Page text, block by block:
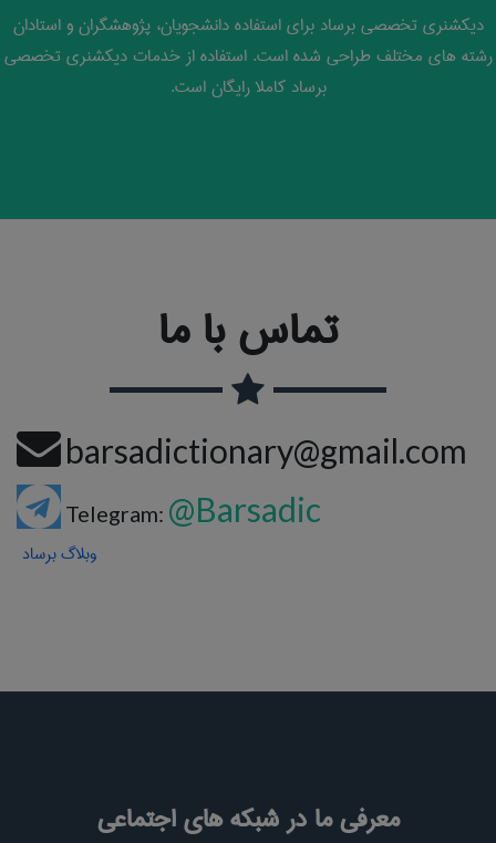
دیکشنری تخصصی برساد برای استفاده دانشجویان، پژوهشگران و استادان
رشته های مختلف طراحی شده است. استفاده از خدمات دیکشنری تخصصی
برساد کاملا رایگان است.
تماس با ما
barsadictionary@gmail.com
Telegram: @Barsadic
وبلاگ برساد
معرفی ما در شبکه های اجتماعی